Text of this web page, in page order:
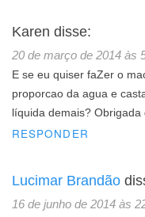
Karen disse:
20 de março de 2014 às
E se eu quiser faZer o
proporcao da agua e
líquida demais? Obrigada
RESPONDER
Lucimar Brandão
16 de junho de 2014 às